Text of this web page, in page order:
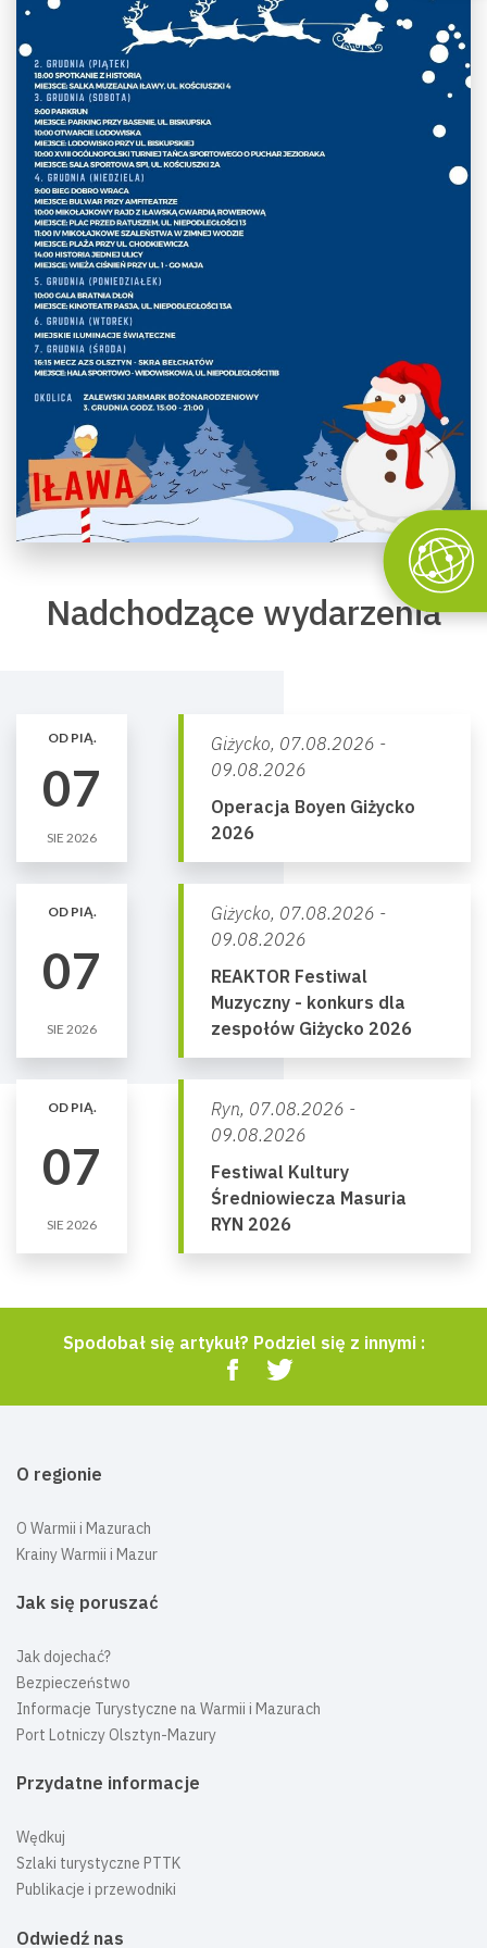
Nadchodzące wydarzenia
OD PIĄ.
07
SIE 2026
Giżycko, 07.08.2026 -
09.08.2026
Operacja Boyen Giżycko
2026
OD PIĄ.
07
SIE 2026
Giżycko, 07.08.2026 -
09.08.2026
REAKTOR Festiwal
Muzyczny - konkurs dla
zespołów Giżycko 2026
OD PIĄ.
07
SIE 2026
Ryn, 07.08.2026 -
09.08.2026
Festiwal Kultury
Średniowiecza Masuria
RYN 2026
Spodobał się artykuł? Podziel się z innymi :
O regionie
O Warmii i Mazurach
Krainy Warmii i Mazur
Jak się poruszać
Jak dojechać?
Bezpieczeństwo
Informacje Turystyczne na Warmii i Mazurach
Port Lotniczy Olsztyn-Mazury
Przydatne informacje
Wędkuj
Szlaki turystyczne PTTK
Publikacje i przewodniki
Odwiedź nas